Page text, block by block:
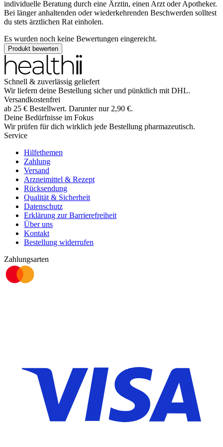
individuelle Beratung durch eine Ärztin, einen Arzt oder Apotheker.
Bei länger anhaltenden oder wiederkehrenden Beschwerden solltest
du stets ärztlichen Rat einholen.
Es wurden noch keine Bewertungen eingereicht.
Produkt bewerten
Schnell & zuverlässig geliefert
Wir liefern deine Bestellung sicher und pünktlich mit DHL.
Versandkostenfrei
ab 25 € Bestellwert. Darunter nur 2,90 €.
Deine Bedürfnisse im Fokus
Wir prüfen für dich wirklich jede Bestellung pharmazeutisch.
Service
Hilfethemen
Zahlung
Versand
Arzneimittel & Rezept
Rücksendung
Qualität & Sicherheit
Datenschutz
Erklärung zur Barrierefreiheit
Über uns
Kontakt
Bestellung widerrufen
Zahlungsarten